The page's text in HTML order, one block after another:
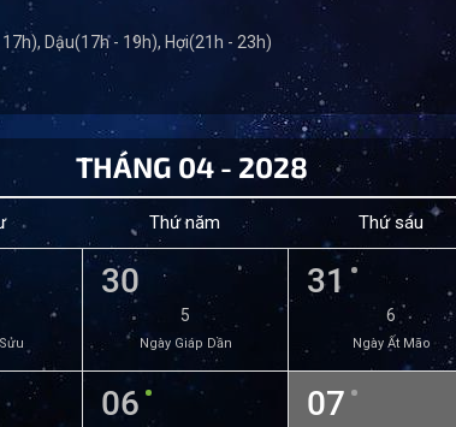
Dậu(17h - 19h), Hợi(21h - 23h)
THÁNG 04 - 2028
Thứ năm Thứ sáu
30
5
Ngày Giáp Dần
31
6
Ngày Ất Mão
06 07